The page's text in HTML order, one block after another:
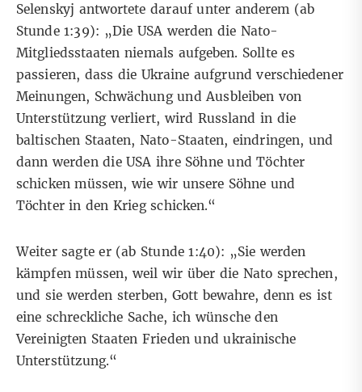
Selenskyj antwortete darauf unter anderem (ab
Stunde 1:39): „Die USA werden die Nato-
Mitgliedsstaaten niemals aufgeben. Sollte es
passieren, dass die Ukraine aufgrund verschiedener
Meinungen, Schwächung und Ausbleiben von
Unterstützung verliert, wird Russland in die
baltischen Staaten, Nato-Staaten, eindringen, und
dann werden die USA ihre Söhne und Töchter
schicken müssen, wie wir unsere Söhne und
Töchter in den Krieg schicken.“
Weiter sagte er (ab Stunde 1:40): „Sie werden
kämpfen müssen, weil wir über die Nato sprechen,
und sie werden sterben, Gott bewahre, denn es ist
eine schreckliche Sache, ich wünsche den
Vereinigten Staaten Frieden und ukrainische
Unterstützung.“